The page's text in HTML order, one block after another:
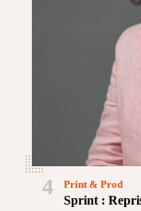
4
Sprint :
Print & Prod